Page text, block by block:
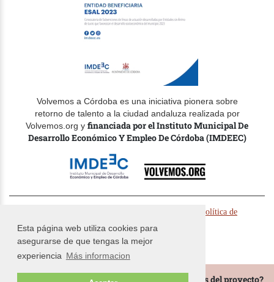
Esta página web utiliza cookies para
asegurarse de que tengas la mejor
experiencia Más informacion
Volvemos a Córdoba es una iniciativa pionera sobre
retorno de talento a la ciudad andaluza realizada por
Volvemos.org y financiada por el Instituto Municipal De
Desarrollo Económico Y Empleo De Córdoba (IMDEEC)
Política de
privacidad- Términos y condiciones
¿Te gustaría estar al tanto de todas las novedades del proyecto?